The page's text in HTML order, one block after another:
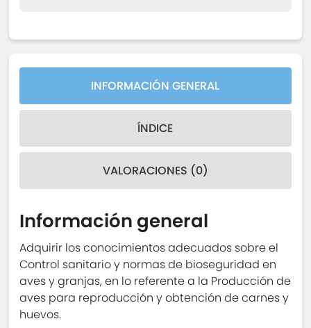
INFORMACIÓN GENERAL
ÍNDICE
VALORACIONES (0)
Información general
Adquirir los conocimientos adecuados sobre el
Control sanitario y normas de bioseguridad en
aves y granjas, en lo referente a la Producción de
aves para reproducción y obtención de carnes y
huevos.